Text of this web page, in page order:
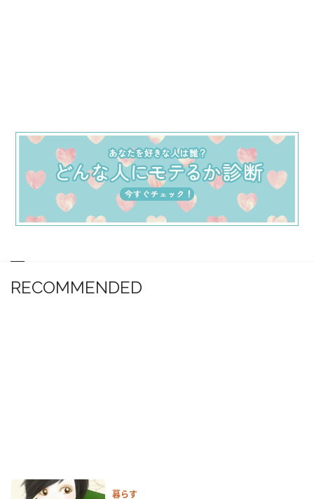
RECOMMENDED
暮らす